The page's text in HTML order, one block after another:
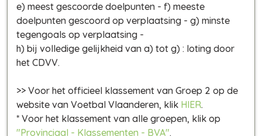
e) meest gescoorde doelpunten - f) meeste
doelpunten gescoord op verplaatsing - g) minste
tegengoals op verplaatsing -
h) bij volledige gelijkheid van a) tot g) : loting door
het CDVV.
>> Voor het officieel klassement van Groep 2 op de
website van Voetbal Vlaanderen, klik HIER.
* Voor het klassement van alle groepen, klik op
"Provinciaal - Klassementen - BVA".